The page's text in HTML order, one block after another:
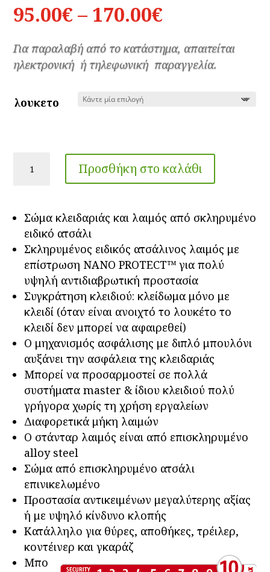
95.00€ – 170.00€
95.00€
through
170.00€
Για παραλαβή από το κατάστημα, απαιτείται
ηλεκτρονική ή τηλεφωνική παραγγελία.
λουκετο
Yπερασφαλείας
83/60
80
ποσότητα
Προσθήκη στο καλάθι
Σώμα κλειδαριάς και λαιμός από σκληρυμένο
ειδικό ατσάλι
Σκληρυμένος ειδικός ατσάλινος λαιμός με
επίστρωση NANO PROTECT™ για πολύ
υψηλή αντιδιαβρωτική προστασία
Συγκράτηση κλειδιού: κλείδωμα μόνο με
κλειδί (όταν είναι ανοιχτό το λουκέτο το
κλειδί δεν μπορεί να αφαιρεθεί)
Ο μηχανισμός ασφάλισης με διπλό μπουλόνι
αυξάνει την ασφάλεια της κλειδαριάς
Mπορεί να προσαρμοστεί σε πολλά
συστήματα master & ίδιου κλειδιού πολύ
γρήγορα χωρίς τη χρήση εργαλείων
Διαφορετικά μήκη λαιμών
Ο στάνταρ λαιμός είναι από επισκληρυμένο
alloy steel
Σώμα από επισκληρυμένο ατσάλι
επινικελωμένο
Προστασία αντικειμένων μεγαλύτερης αξίας
ή με υψηλό κίνδυνο κλοπής
Κατάλληλο για θύρες, αποθήκες, τρέιλερ,
κοντέινερ και γκαράζ
Μπο